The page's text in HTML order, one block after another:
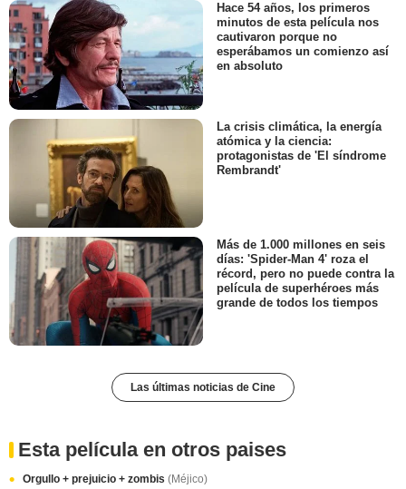
Hace 54 años, los primeros
minutos de esta película nos
cautivaron porque no
esperábamos un comienzo así
en absoluto
La crisis climática, la energía
atómica y la ciencia:
protagonistas de 'El síndrome
Rembrandt'
Más de 1.000 millones en seis
días: 'Spider-Man 4' roza el
récord, pero no puede contra la
película de superhéroes más
grande de todos los tiempos
Las últimas noticias de Cine
Esta película en otros paises
Orgullo + prejuicio + zombis (Méjico)